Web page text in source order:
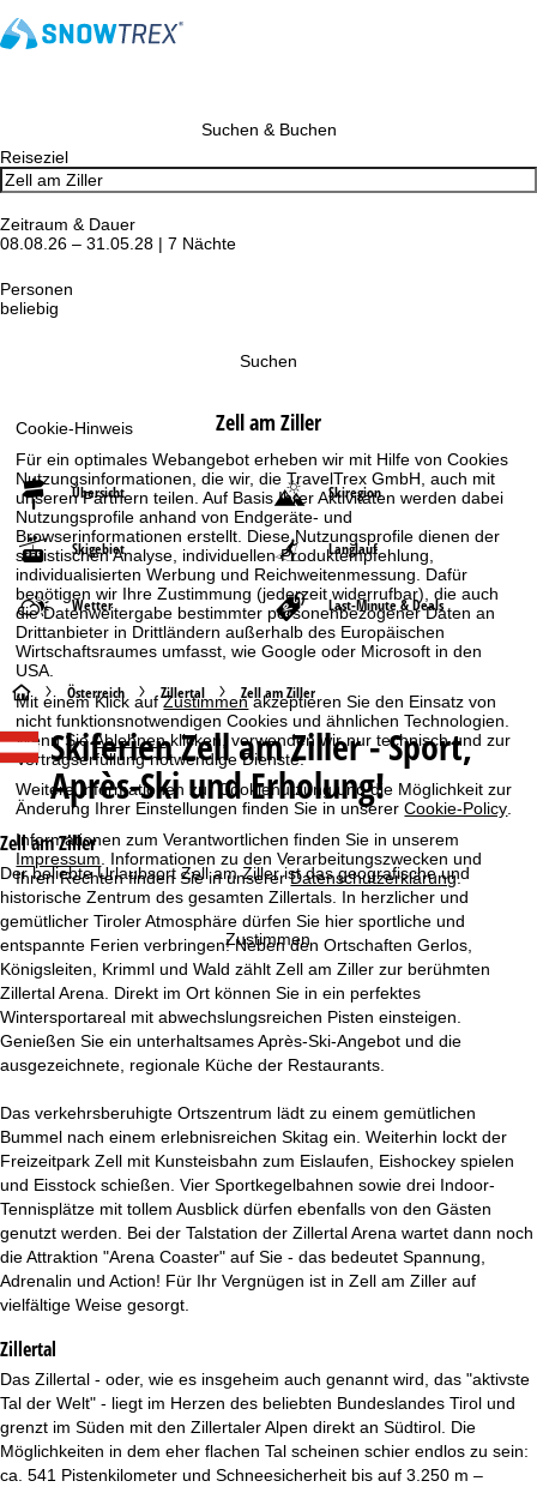
Cookie-Hinweis
Für ein optimales Webangebot erheben wir mit Hilfe von Cookies
Nutzungsinformationen, die wir, die TravelTrex GmbH, auch mit
unseren Partnern teilen. Auf Basis Ihrer Aktivitäten werden dabei
Nutzungsprofile anhand von Endgeräte- und
Browserinformationen erstellt. Diese Nutzungsprofile dienen der
statistischen Analyse, individuellen Produktempfehlung,
individualisierten Werbung und Reichweitenmessung. Dafür
benötigen wir Ihre Zustimmung (jederzeit widerrufbar), die auch
die Datenweitergabe bestimmter personenbezogener Daten an
Drittanbieter in Drittländern außerhalb des Europäischen
Wirtschaftsraumes umfasst, wie Google oder Microsoft in den
USA.
Mit einem Klick aufZustimmenakzeptieren Sie den Einsatz von
nicht funktionsnotwendigen Cookies und ähnlichen Technologien.
Wenn SieAblehnenklicken, verwenden wir nur technisch und zur
Vertragserfüllung notwendige Dienste.
Weitere Informationen zur Cookienutzung und die Möglichkeit zur
Änderung Ihrer Einstellungen finden Sie in unsererCookie-Policy
Informationen zum Verantwortlichen finden Sie in unserem
Impressum . Informationen zu den Verarbeitungszwecken und
Ihren Rechten finden Sie in unsererDatenschutzerklärung.
Zustimmen
Suchen & Buchen
Reiseziel
Zeitraum & Dauer
08.08.26 – 31.05.28 | 7 Nächte
Personen
beliebig
Suchen
Zell am Ziller
Übersicht Skiregion
Skigebiet Langlauf
Wetter Last-Minute & Deals
S
t
a
r
t
e
i
e
Österreich Zillertal Zell am Ziller
SkiferienZell am Ziller - Sport,
Après-Ski und Erholung!
Zell am Ziller
Der beliebte Urlaubsort Zell am Ziller ist das geografische und
historische Zentrum des gesamten Zillertals. In herzlicher und
gemütlicher Tiroler Atmosphäre dürfen Sie hier sportliche und
entspannte Ferien verbringen! Neben den Ortschaften Gerlos,
Königsleiten, Krimml und Wald zählt Zell am Ziller zur berühmten
Zillertal Arena. Direkt im Ort können Sie in ein perfektes
Wintersportareal mit abwechslungsreichen Pisten einsteigen.
Genießen Sie ein unterhaltsames Après-Ski-Angebot und die
ausgezeichnete, regionale Küche der Restaurants.
Das verkehrsberuhigte Ortszentrum lädt zu einem gemütlichen
Bummel nach einem erlebnisreichen Skitag ein. Weiterhin lockt der
Freizeitpark Zell mit Kunsteisbahn zum Eislaufen, Eishockey spielen
und Eisstock schießen. Vier Sportkegelbahnen sowie drei Indoor-
Tennisplätze mit tollem Ausblick dürfen ebenfalls von den Gästen
genutzt werden. Bei der Talstation der Zillertal Arena wartet dann noch
die Attraktion "Arena Coaster" auf Sie - das bedeutet Spannung,
Adrenalin und Action! Für Ihr Vergnügen ist in Zell am Ziller auf
vielfältige Weise gesorgt.
Zillertal
Das Zillertal - oder, wie es insgeheim auch genannt wird, das "aktivste
Tal der Welt" - liegt im Herzen des beliebten Bundeslandes Tirol und
grenzt im Süden mit den Zillertaler Alpen direkt an Südtirol. Die
Möglichkeiten in dem eher flachen Tal scheinen schier endlos zu sein:
ca. 541 Pistenkilometer und Schneesicherheit bis auf 3.250 m –